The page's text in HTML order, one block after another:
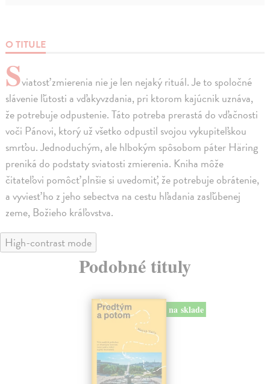
O TITULE
Sviatosť zmierenia nie je len nejaký rituál. Je to spoločné
slávenie ľútosti a vďakyvzdania, pri ktorom kajúcnik uznáva,
že potrebuje odpustenie. Táto potreba prerastá do vďačnosti
voči Pánovi, ktorý už všetko odpustil svojou vykupiteľskou
smrťou. Jednoduchým, ale hlbokým spôsobom páter Häring
preniká do podstaty sviatosti zmierenia. Kniha môže
čitateľovi pomôcť plnšie si uvedomiť, že potrebuje obrátenie,
a vyviesť ho z jeho sebectva na cestu hľadania zasľúbenej
zeme, Božieho kráľovstva.
High-contrast mode
Podobné tituly
na sklade